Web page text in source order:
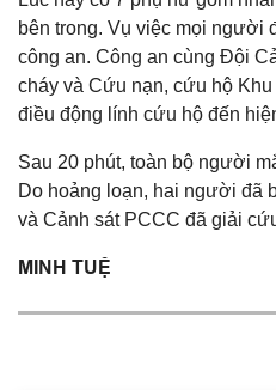
bên trong. Vụ việc mọi
công an. Công an cùng Đội
cháy và Cứu nạn, cứu hộ
điều động lính cứu hộ đến
Sau 20 phút, toàn bộ người
Do hoảng loạn, hai người đã
và Cảnh sát PCCC đã giải
MINH TUỆ